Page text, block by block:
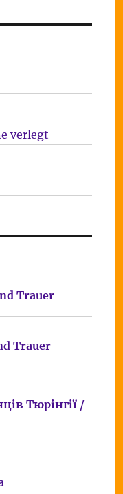
verlegt
Trauer
Trauer
Тюрінгії /